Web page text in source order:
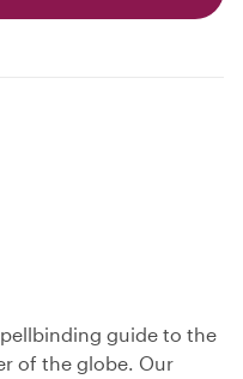
guide to the
of the globe. Our